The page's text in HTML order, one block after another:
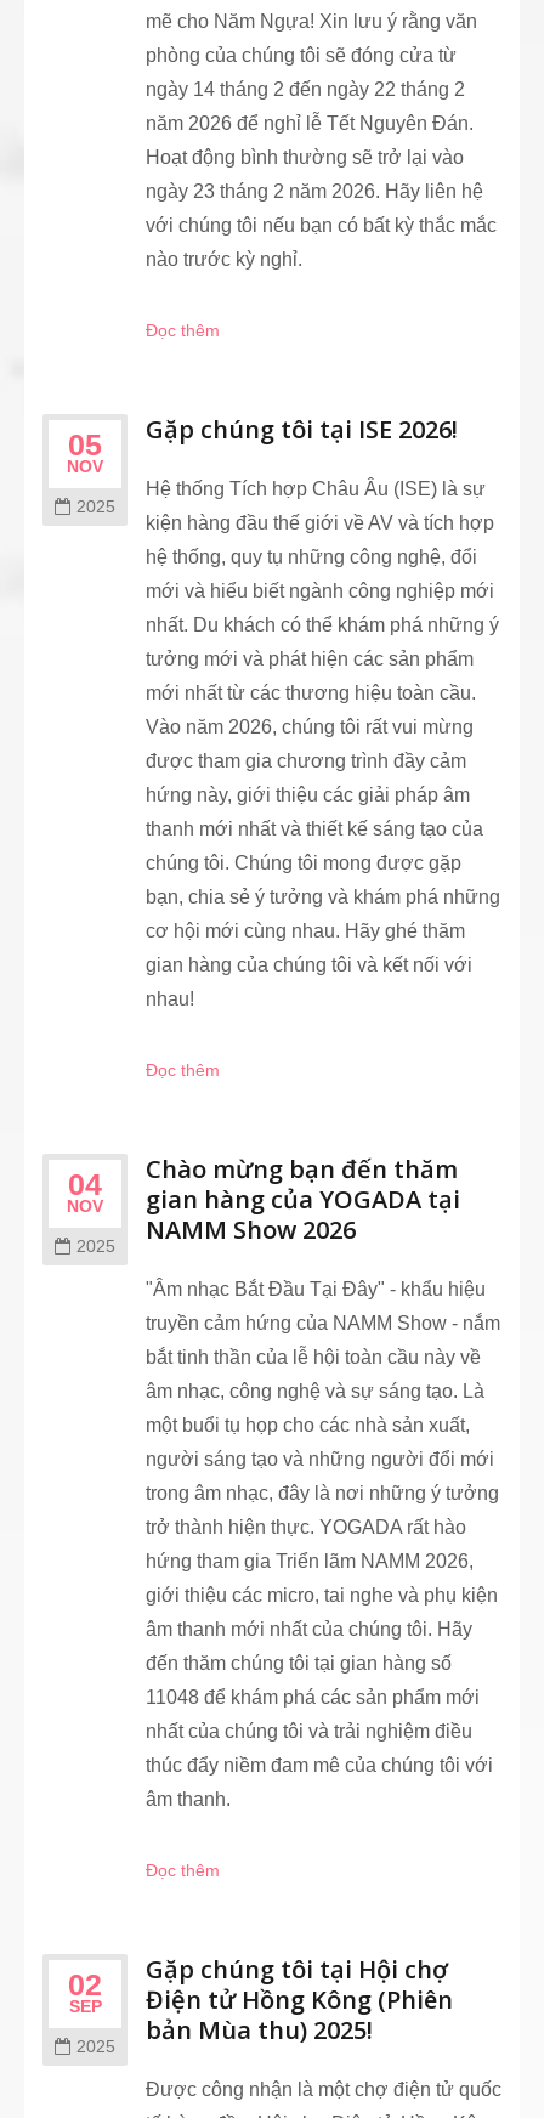
mẽ cho Năm Ngựa! Xin lưu ý rằng văn
phòng của chúng tôi sẽ đóng cửa từ
ngày 14 tháng 2 đến ngày 22 tháng 2
năm 2026 để nghỉ lễ Tết Nguyên Đán.
Hoạt động bình thường sẽ trở lại vào
ngày 23 tháng 2 năm 2026. Hãy liên hệ
với chúng tôi nếu bạn có bất kỳ thắc mắc
nào trước kỳ nghỉ.
Đọc thêm
05
NOV
2025
Gặp chúng tôi tại ISE 2026!
Hệ thống Tích hợp Châu Âu (ISE) là sự
kiện hàng đầu thế giới về AV và tích hợp
hệ thống, quy tụ những công nghệ, đổi
mới và hiểu biết ngành công nghiệp mới
nhất. Du khách có thể khám phá những ý
tưởng mới và phát hiện các sản phẩm
mới nhất từ các thương hiệu toàn cầu.
Vào năm 2026, chúng tôi rất vui mừng
được tham gia chương trình đầy cảm
hứng này, giới thiệu các giải pháp âm
thanh mới nhất và thiết kế sáng tạo của
chúng tôi. Chúng tôi mong được gặp
bạn, chia sẻ ý tưởng và khám phá những
cơ hội mới cùng nhau. Hãy ghé thăm
gian hàng của chúng tôi và kết nối với
nhau!
Đọc thêm
04
NOV
2025
Chào mừng bạn đến thăm
gian hàng của YOGADA tại
NAMM Show 2026
"Âm nhạc Bắt Đầu Tại Đây" - khẩu hiệu
truyền cảm hứng của NAMM Show - nắm
bắt tinh thần của lễ hội toàn cầu này về
âm nhạc, công nghệ và sự sáng tạo. Là
một buổi tụ họp cho các nhà sản xuất,
người sáng tạo và những người đổi mới
trong âm nhạc, đây là nơi những ý tưởng
trở thành hiện thực. YOGADA rất hào
hứng tham gia Triển lãm NAMM 2026,
giới thiệu các micro, tai nghe và phụ kiện
âm thanh mới nhất của chúng tôi. Hãy
đến thăm chúng tôi tại gian hàng số
11048 để khám phá các sản phẩm mới
nhất của chúng tôi và trải nghiệm điều
thúc đẩy niềm đam mê của chúng tôi với
âm thanh.
Đọc thêm
02
SEP
2025
Gặp chúng tôi tại Hội chợ
Điện tử Hồng Kông (Phiên
bản Mùa thu) 2025!
Được công nhận là một chợ điện tử quốc